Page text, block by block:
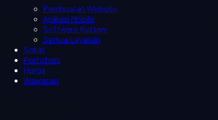
Pembuatan Website
Aplikasi Mobile
Software Kustom
Semua Layanan
Solusi
Portofolio
Harga
Wawasan